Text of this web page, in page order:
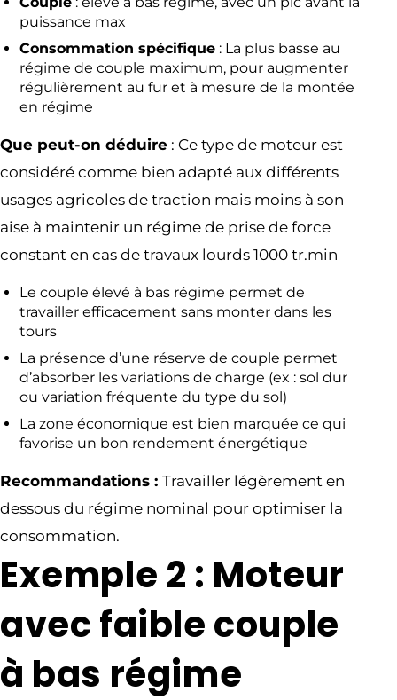
puissance max
Consommation spécifique : La plus basse au
régime de couple maximum, pour augmenter
régulièrement au fur et à mesure de la montée
en régime
Que peut-on déduire : Ce type de moteur est
considéré comme bien adapté aux différents
usages agricoles de traction mais moins à son
aise à maintenir un régime de prise de force
constant en cas de travaux lourds 1000 tr.min
Le couple élevé à bas régime permet de
travailler efficacement sans monter dans les
tours
La présence d’une réserve de couple permet
d’absorber les variations de charge (ex : sol dur
ou variation fréquente du type du sol)
La zone économique est bien marquée ce qui
favorise un bon rendement énergétique
Recommandations : Travailler légèrement en
dessous du régime nominal pour optimiser la
consommation.
Exemple 2 : Moteur
avec faible couple
à bas régime